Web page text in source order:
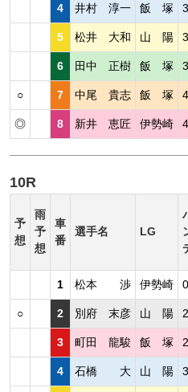
4 井村 淳一 飯 塚
5 松井 大和 山 陽
6 田中 正樹 飯 塚
○ 7 中尾 貴志 飯 塚
◎ 8 新井 恵匠 伊勢崎
10R
予
想
雨
予
想
車
番
選手名 LG
1 松本 渉 伊勢崎 0
○ 2 別府 末彦 山 陽
3 町田 龍駿 飯 塚
4 石橋 大 山 陽